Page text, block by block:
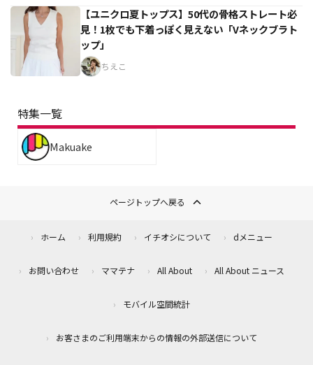
【ユニクロ夏トップス】50代の骨格ストレート必
見！1枚でも下着っぽく見えない「Vネックブラト
ップ」
ちえこ
特集一覧
Makuake
ページトップへ戻る
ホーム 利用規約 イチオシについて dメニュー
お問い合わせ ママテナ All About All About ニュース
モバイル空間統計
お客さまのご利用端末からの情報の外部送信について